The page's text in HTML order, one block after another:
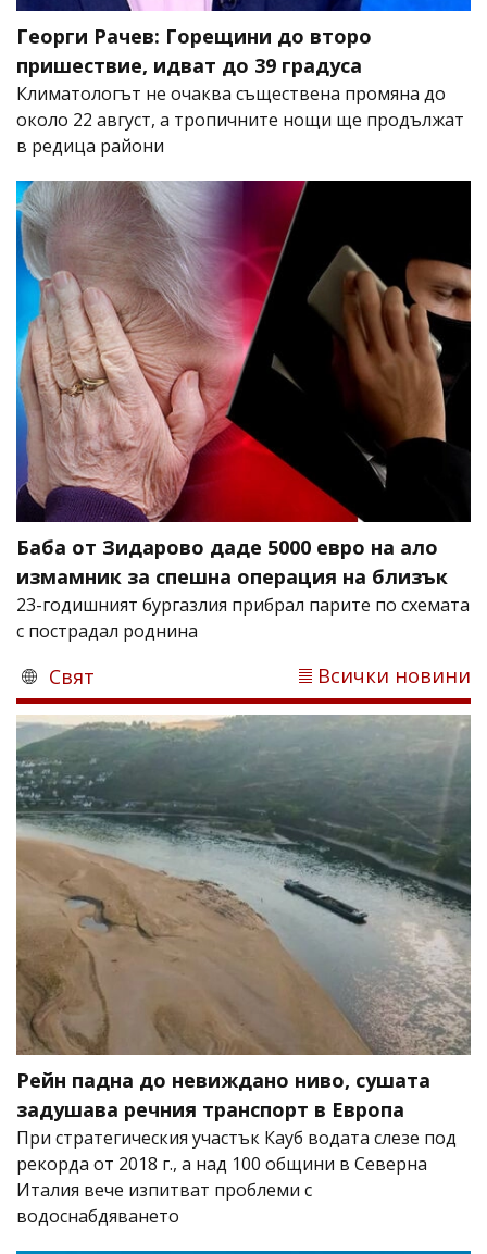
Георги Рачев: Горещини до второ
пришествие, идват до 39 градуса
Климатологът не очаква съществена промяна до
около 22 август, а тропичните нощи ще продължат
в редица райони
Баба от Зидарово даде 5000 евро на ало
измамник за спешна операция на близък
23-годишният бургазлия прибрал парите по схемата
с пострадал роднина
Свят Всички новини
Рейн падна до невиждано ниво, сушата
задушава речния транспорт в Европа
При стратегическия участък Кауб водата слезе под
рекорда от 2018 г., а над 100 общини в Северна
Италия вече изпитват проблеми с
водоснабдяването